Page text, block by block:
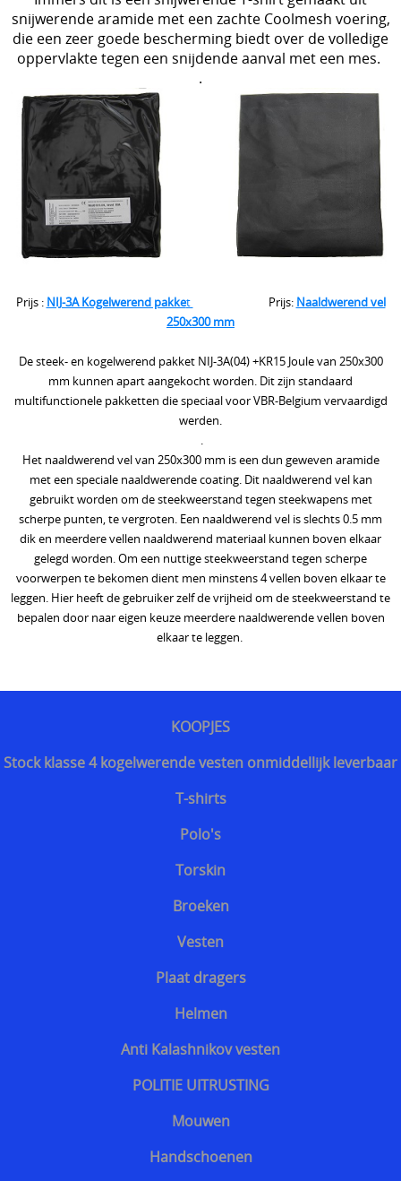
Lets - Latvijas
Iers - Gaeilge
Maltees - Malti
українська мова / Oekraiënse taal
Support Shop
kogelvrij vest
Zoekhulp
Professioneel steekwerend vest bewakingsagenten
Bescherming tegen kogels van geweren
KOOPJES
Stock klasse 4 kogelwerende vesten onmiddellijk leverbaar
T-shirts
Polo's
Torskin
Broeken
Vesten
Plaat dragers
Helmen
Anti Kalashnikov vesten
POLITIE UITRUSTING
Mouwen
Handschoenen
snijwerende aramide met een zachte Coolmesh voering,
die een zeer goede bescherming biedt over de volledige
oppervlakte tegen een snijdende aanval met een mes.
.
Prijs : NIJ-3A Kogelwerend pakket Prijs: Naaldwerend vel
250x300 mm
De steek- en kogelwerend pakket NIJ-3A(04) +KR15 Joule van 250x300
mm kunnen apart aangekocht worden. Dit zijn standaard
multifunctionele pakketten die speciaal voor VBR-Belgium vervaardigd
werden.
.
Het naaldwerend vel van 250x300 mm is een dun geweven aramide
met een speciale naaldwerende coating. Dit naaldwerend vel kan
gebruikt worden om de steekweerstand tegen steekwapens met
scherpe punten, te vergroten. Een naaldwerend vel is slechts 0.5 mm
dik en meerdere vellen naaldwerend materiaal kunnen boven elkaar
gelegd worden. Om een nuttige steekweerstand tegen scherpe
voorwerpen te bekomen dient men minstens 4 vellen boven elkaar te
leggen. Hier heeft de gebruiker zelf de vrijheid om de steekweerstand te
bepalen door naar eigen keuze meerdere naaldwerende vellen boven
elkaar te leggen.